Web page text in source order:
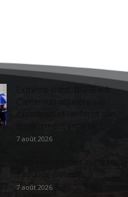
Extrême-nord : BGFIBank
7 août 2026
7 août 2026